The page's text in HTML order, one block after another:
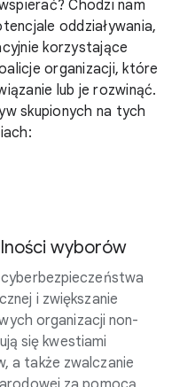
Chodzi nam
oddziaływania,
korzystające
organizacji, które
lub je rozwinąć.
skupionych na tych
wyborów
cyberbezpieczeństwa
i zwiększanie
organizacji non-
się kwestiami
a także zwalczanie